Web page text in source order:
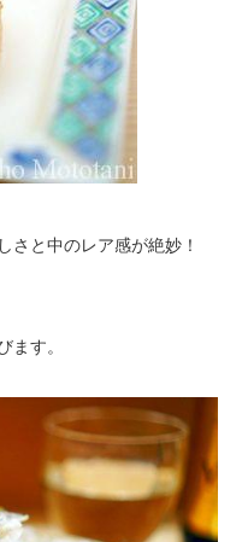
さと中のレア感が絶妙！
ます。